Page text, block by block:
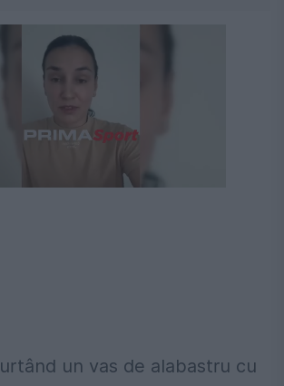
un vas de alabastru cu